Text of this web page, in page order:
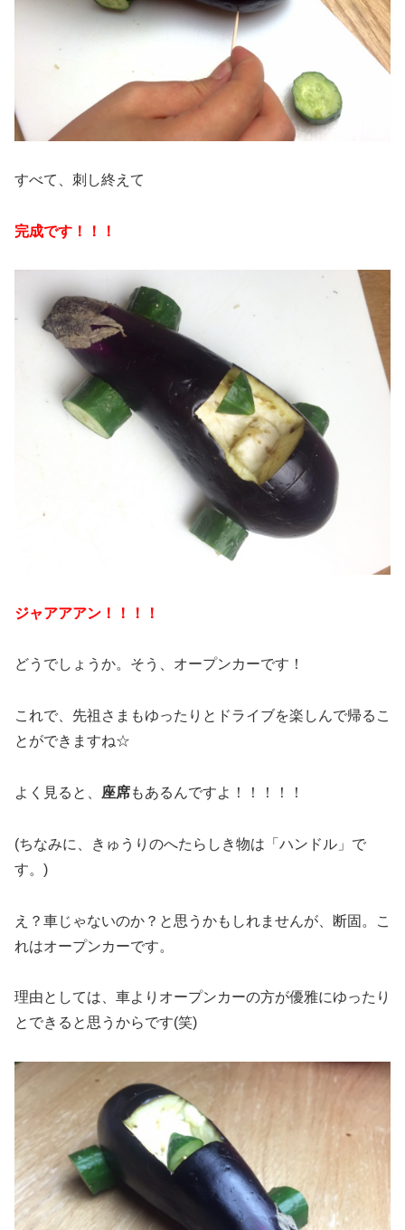
すべて、刺し終えて
完成です！！！
ジャアアアン！！！！
どうでしょうか。そう、オープンカーです！
これで、先祖さまもゆったりとドライブを楽しんで帰るこ
とができますね☆
よく見ると、 座席もあるんですよ！！！！！
(ちなみに、きゅうりのへたらしき物は「ハンドル」で
す。)
え？車じゃないのか？と思うかもしれませんが、断固。こ
れはオープンカーです。
理由としては、車よりオープンカーの方が優雅にゆったり
とできると思うからです(笑)